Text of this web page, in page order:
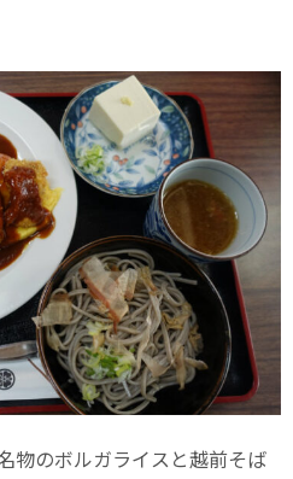
物のボルガライスと越前そば